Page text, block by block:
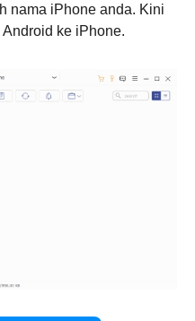
nama iPhone anda. Kini
ke iPhone.